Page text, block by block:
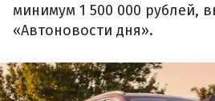
минимум 1 500 000 рублей,
«Автоновости дня».